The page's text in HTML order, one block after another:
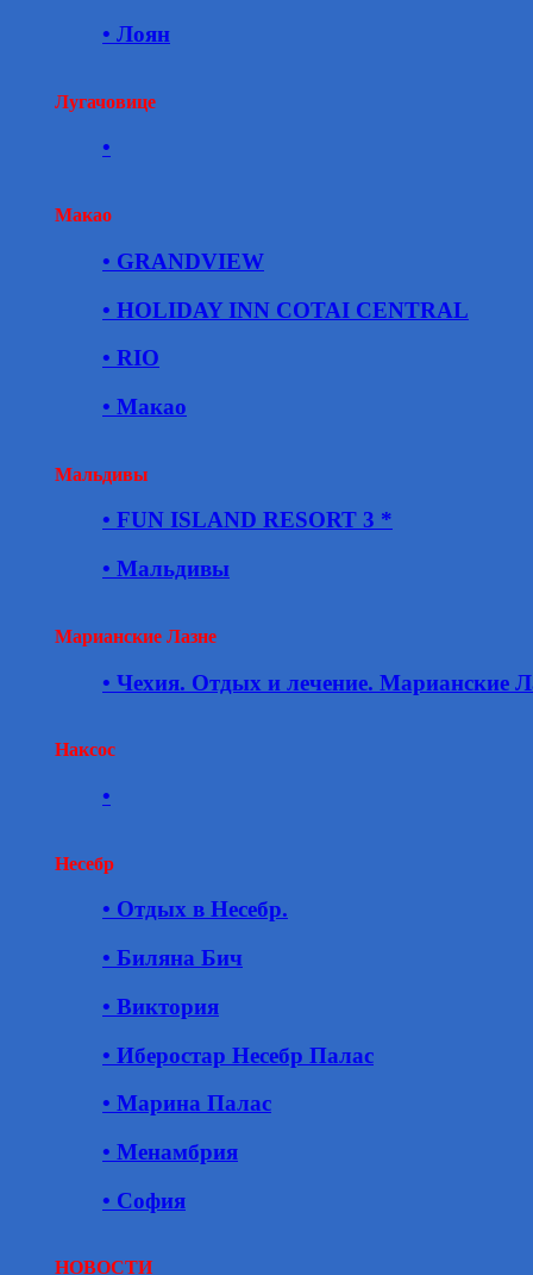
• Лоян
Лугачовице
•
Макао
• GRANDVIEW
• HOLIDAY INN COTAI CENTRAL
• RIO
• Макао
Мальдивы
• FUN ISLAND RESORT 3 *
• Мальдивы
Марианские Лазне
• Чехия. Отдых и лечение. Марианские
Наксос
•
Несебр
• Отдых в Несебр.
• Биляна Бич
• Виктория
• Иберостар Несебр Палас
• Марина Палас
• Менамбрия
• София
НОВОСТИ